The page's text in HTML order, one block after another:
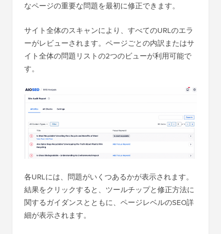
なページの重要な問題を最初に修正できます。
サイト全体のスキャンにより、すべてのURLのエラ
ーがレビューされます。ページごとの内訳またはサ
イト全体の問題リストの2つのビューが利用可能で
す。
各URLには、問題がいくつあるかが表示されます。
結果をクリックすると、ツールチップと修正方法に
関するガイダンスとともに、ページレベルのSEO詳
細が表示されます。